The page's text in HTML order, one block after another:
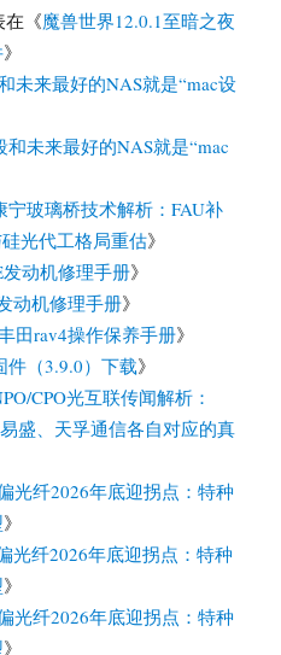
在《魔兽世界12.0.1至暗之夜
》
未来最好的NAS就是“mac设
和未来最好的NAS就是“mac
宁玻璃桥技术解析：FAU补
光代工格局重估》
动机修理手册》
动机修理手册》
田rav4操作保养手册》
件（3.9.0）下载》
CPO光互联传闻解析：
盛、天孚通信各自对应的真
光纤2026年底迎拐点：特种
》
光纤2026年底迎拐点：特种
》
光纤2026年底迎拐点：特种
》